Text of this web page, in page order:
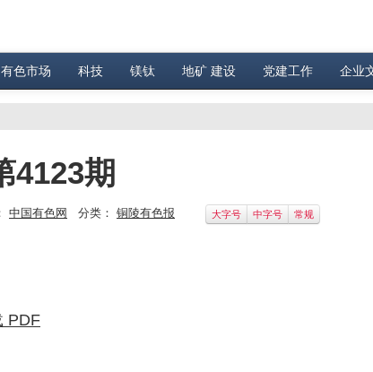
有色市场 科技 镁钛 地矿 建设 党建工作 企业
期
中国有色网 分类： 铜陵有色报 大字号 中字号 常规
PDF